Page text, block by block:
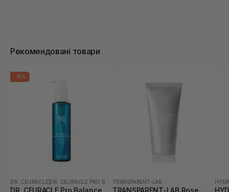
Рекомендовані товари
-35%
DR. CEURACLE
DR. CEURACLE Pro Balance
TRANSPARENT-LAB
TRANSPARENT-LAB Rose